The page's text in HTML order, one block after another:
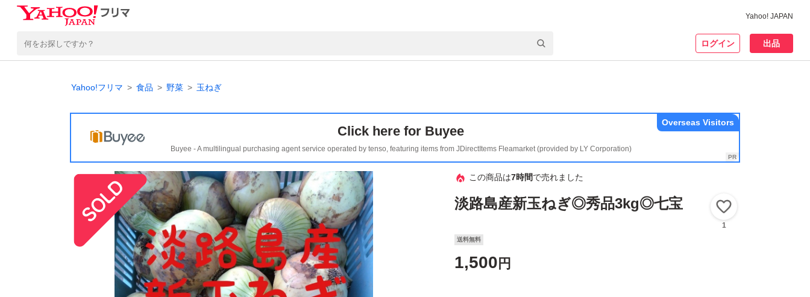
Yahoo! JAPAN
ログイン 出品
Yahoo!フリマ 食品 野菜 玉ねぎ
Click here for Buyee
Buyee - A multilingual purchasing agent service operated by tenso, featuring items from JDirectItems Fleamarket (provided by LY Corporation)
Overseas Visitors
この商品は7時間で売れました
淡路島産新玉ねぎ◎秀品3kg◎七宝
1
送料無料
1,500 円